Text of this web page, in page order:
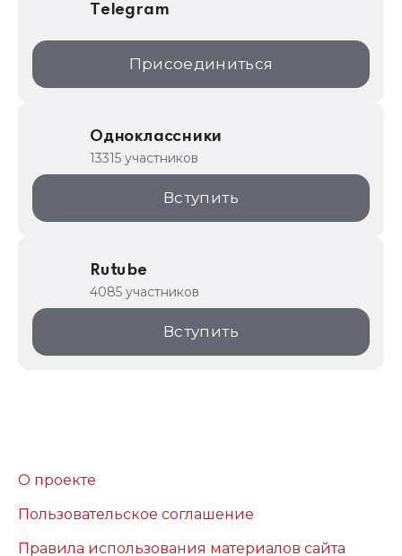
Telegram
Присоединиться
Одноклассники
13315 участников
Вступить
Rutube
4085 участников
Вступить
О проекте
Пользовательское соглашение
Правила использования материалов сайта